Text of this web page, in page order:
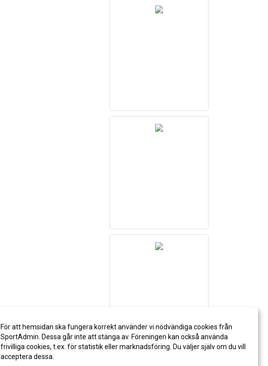
För att hemsidan ska fungera korrekt använder vi nödvändiga cookies från
SportAdmin. Dessa går inte att stänga av. Föreningen kan också använda
frivilliga cookies, t.ex. för statistik eller marknadsföring. Du väljer själv om du vill
acceptera dessa.